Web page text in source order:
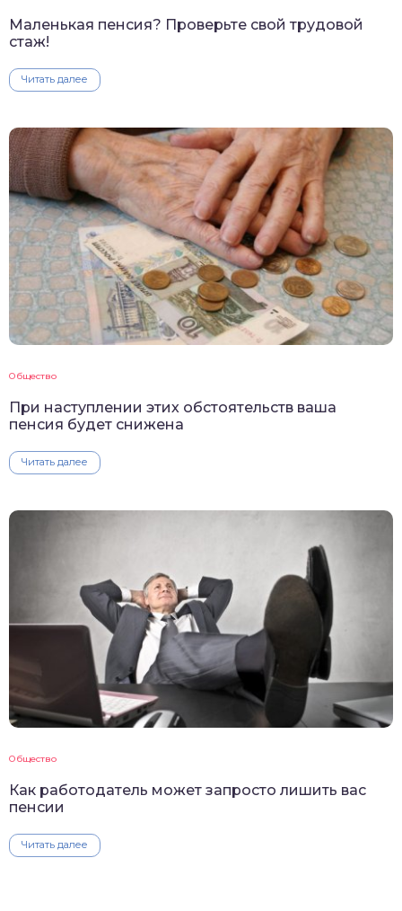
Маленькая пенсия? Проверьте свой трудовой
стаж!
Читать далее
Общество
При наступлении этих обстоятельств ваша
пенсия будет снижена
Читать далее
Общество
Как работодатель может запросто лишить вас
пенсии
Читать далее